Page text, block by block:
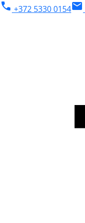
phone +372 5330 0154mail